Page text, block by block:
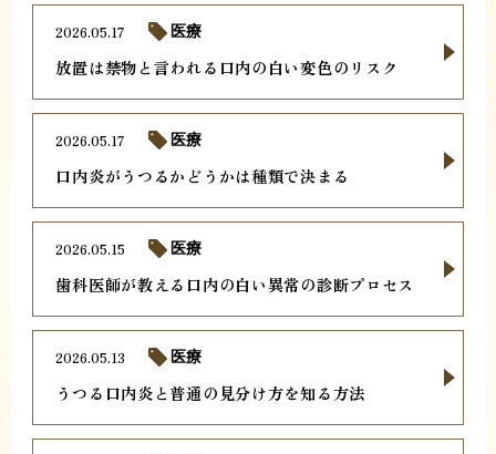
放置は禁物と言われる口内の白い変色のリスク
2026.05.17 医療
口内炎がうつるかどうかは種類で決まる
2026.05.17 医療
歯科医師が教える口内の白い異常の診断プロセス
2026.05.15 医療
うつる口内炎と普通の見分け方を知る方法
2026.05.13 医療